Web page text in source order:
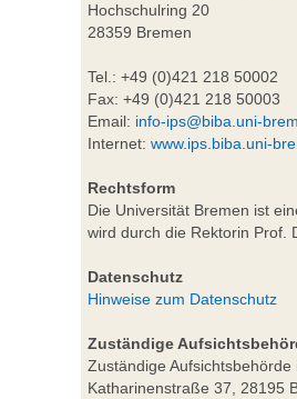
Hochschulring 20
28359 Bremen
Tel.: +49 (0)421 218 50002
Fax: +49 (0)421 218 50003
Email: info-ips@biba.uni-
Internet:www.ips.biba.uni-
Rechtsform
Die Universität Bremen ist
wird durch die Rektorin Prof.
Datenschutz
Hinweise zum Datenschutz
Zuständige
Zuständige
Katharinenstraße 37, 28195